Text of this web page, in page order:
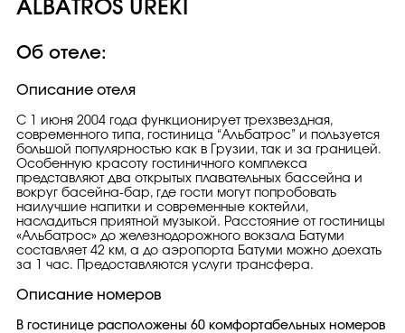
ALBATROS UREKI
Об отеле:
Описание отеля
С 1 июня 2004 года функционирует трехзвездная,
современного типа, гостиница “Альбатрос” и пользуется
большой популярностью как в Грузии, так и за границей.
Особенную красоту гостиничного комплекса
представляют два открытых плавательных бассейна и
вокруг басейна-бар, где гости могут попробовать
наилучшие напитки и современные коктейли,
насладиться приятной музыкой. Расстояние от гостиницы
«Альбатрос» до железнодорожного вокзала Батуми
составляет 42 км, а до аэропорта Батуми можно доехать
за 1 час. Предоставляются услуги трансфера.
Описание номеров
В гостинице расположены 60 комфортабельных номеров